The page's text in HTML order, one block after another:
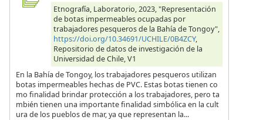
Etnografía, Laboratorio, 2023, "Representación
de botas impermeables ocupadas por
trabajadores pesqueros de la Bahía de Tongoy",
https://doi.org/10.34691/UCHILE/0B4ZCY,
Repositorio de datos de investigación de la
Universidad de Chile, V1
En la Bahía de Tongoy, los trabajadores pesqueros utilizan
botas impermeables hechas de PVC. Estas botas tienen co
mo finalidad brindar protección a los trabajadores, pero ta
mbién tienen una importante finalidad simbólica en la cult
ura de los pueblos de mar, ya que representan la...